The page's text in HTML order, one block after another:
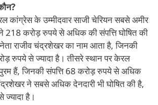
कांग्रेस के उम्मीदवार साजी चेरियन सबसे अमीर
218 करोड़ रुपये से अधिक की संपत्ति घोषित की
राजीव चंद्रशेखर का नाम आता है, जिनकी
रुपये से ज्यादा है। तीसरे स्थान पर केरल
हैं, जिनकी संपत्ति 68 करोड़ रुपये से अधिक
ने सबसे अधिक देनदारी भी घोषित की है,
है।